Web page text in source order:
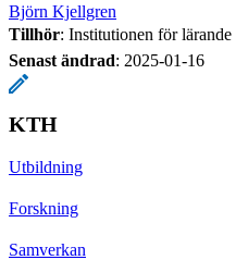
Björn Kjellgren
Tillhör: Institutionen för lärande
Senast ändrad: 2025-01-16
KTH
Utbildning
Forskning
Samverkan